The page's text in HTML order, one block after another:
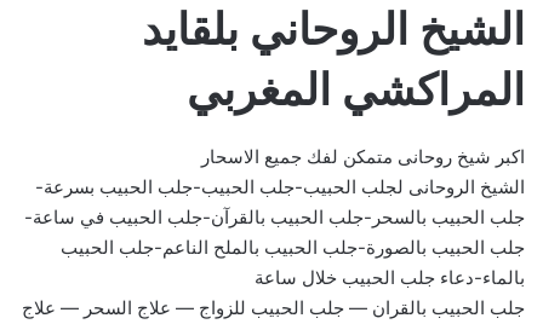
الشيخ الروحاني بلقايد
المراكشي المغربي
اكبر شيخ روحانى متمكن لفك جميع الاسحار
الشيخ الروحانى لجلب الحبيب-جلب الحبيب-جلب الحبيب بسرعة-
جلب الحبيب بالسحر-جلب الحبيب بالقرآن-جلب الحبيب في ساعة-
جلب الحبيب بالصورة-جلب الحبيب بالملح الناعم-جلب الحبيب
بالماء-دعاء جلب الحبيب خلال ساعة
جلب الحبيب بالقران — جلب الحبيب للزواج — علاج السحر — علاج